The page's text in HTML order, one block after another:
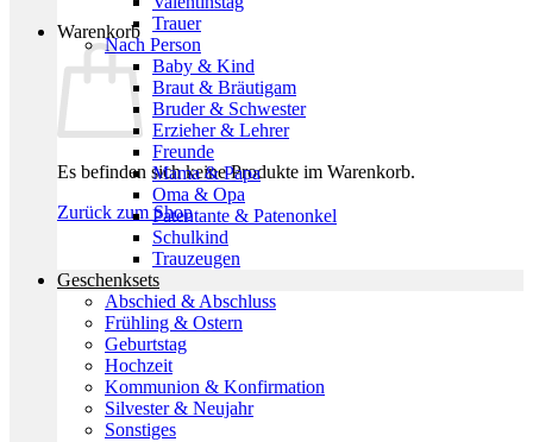
Warenkorb
Es befinden sich keine Produkte im Warenkorb.
Zurück zum Shop
Trauer
Nach Person
Baby & Kind
Braut & Bräutigam
Bruder & Schwester
Erzieher & Lehrer
Freunde
Mama & Papa
Oma & Opa
Patentante & Patenonkel
Schulkind
Trauzeugen
Geschenksets
Abschied & Abschluss
Frühling & Ostern
Geburtstag
Hochzeit
Kommunion & Konfirmation
Silvester & Neujahr
Sonstiges